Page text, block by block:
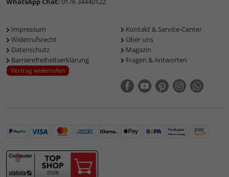
Impressum
Widerrufsrecht
Datenschutz
Barrierefreiheitserklärung
Vertrag widerrufen
Kontakt & Service-Center
Über uns
Magazin
Fragen & Antworten